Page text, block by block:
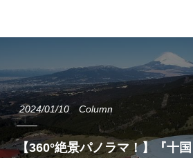
2024/01/10 Column
【360°絶景パノラマ！】『十国